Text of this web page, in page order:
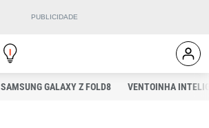
SAMSUNG GALAXY Z FOLD8 VENTOINHA